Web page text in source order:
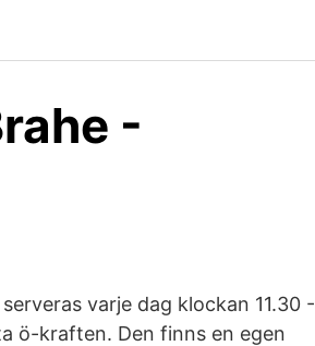
-
varje dag klockan 11.30 -
ö-kraften. Den finns en egen